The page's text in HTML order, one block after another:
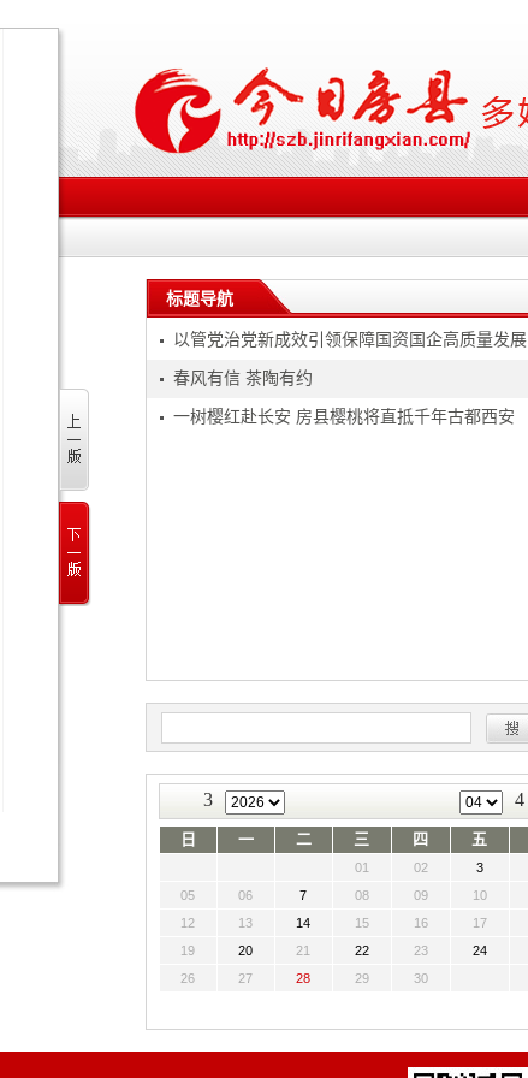
标题导航
以管党治党新成效引领保障国资国企高质量发展
春风有信 茶陶有约
一树樱红赴长安 房县樱桃将直抵千年古都西安
3 4
日 一 二 三 四 五
01 02 3
05
06 7 08 09 10
12
13 14 15 16 17
19
20 21 22 23 24
26
27 28 29 30